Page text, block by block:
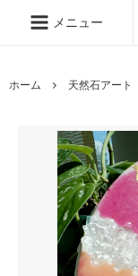
メニュー
ホーム 天然石アート